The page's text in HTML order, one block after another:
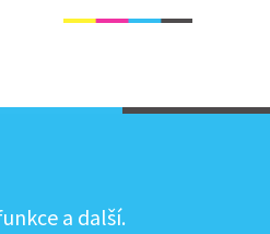
a další.